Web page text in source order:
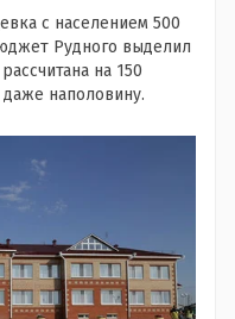
с населением 500
Рудного выделил
на 150
наполовину.